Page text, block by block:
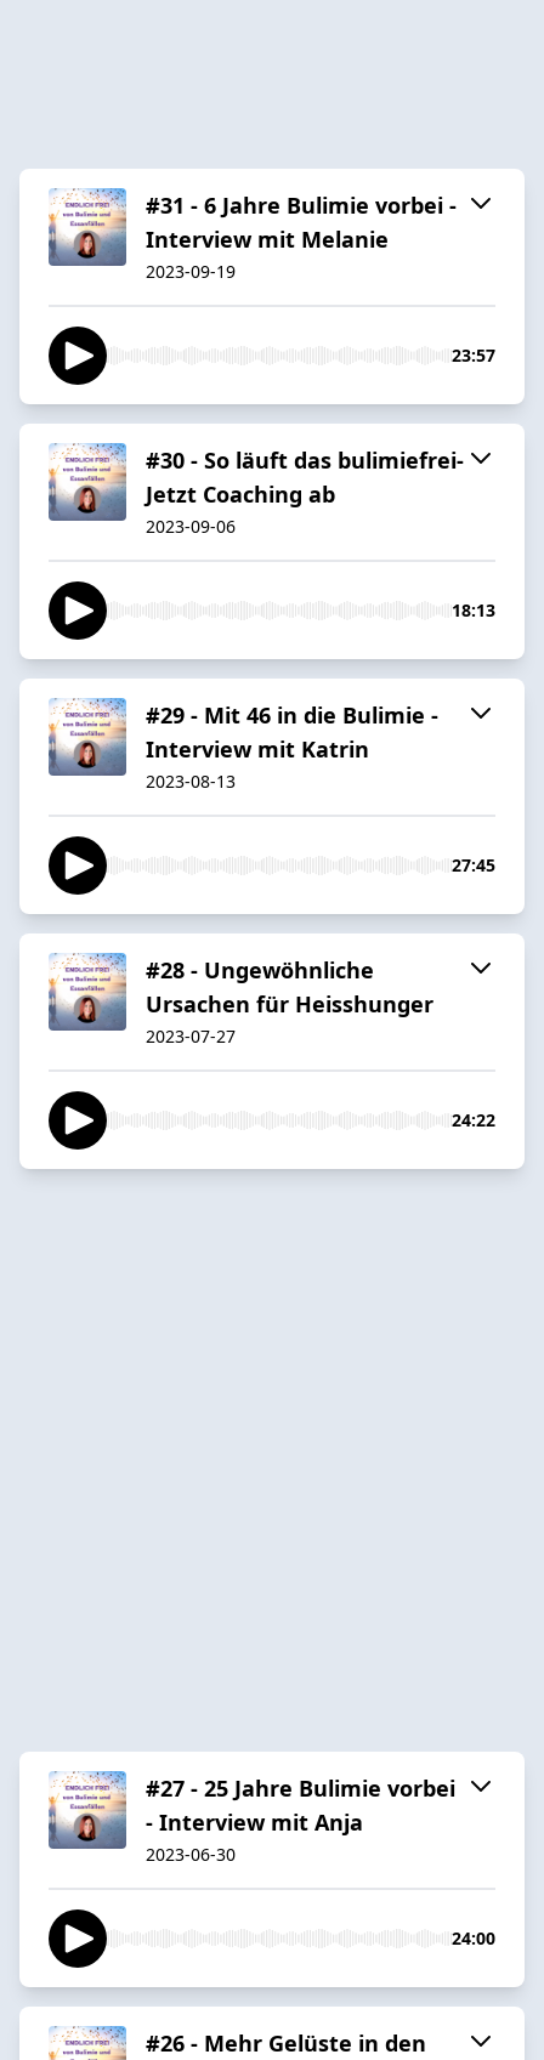
#31 - 6 Jahre Bulimie vorbei -
Interview mit Melanie
2023-09-19
23:57
#30 - So läuft das bulimiefrei-
Jetzt Coaching ab
2023-09-06
18:13
#29 - Mit 46 in die Bulimie -
Interview mit Katrin
2023-08-13
27:45
#28 - Ungewöhnliche
Ursachen für Heisshunger
2023-07-27
24:22
#27 - 25 Jahre Bulimie vorbei
- Interview mit Anja
2023-06-30
24:00
#26 - Mehr Gelüste in den